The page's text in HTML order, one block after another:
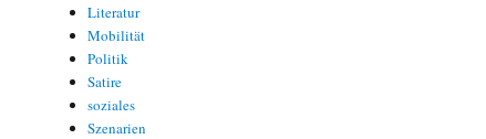
Literatur
Mobilität
Politik
Satire
soziales
Szenarien